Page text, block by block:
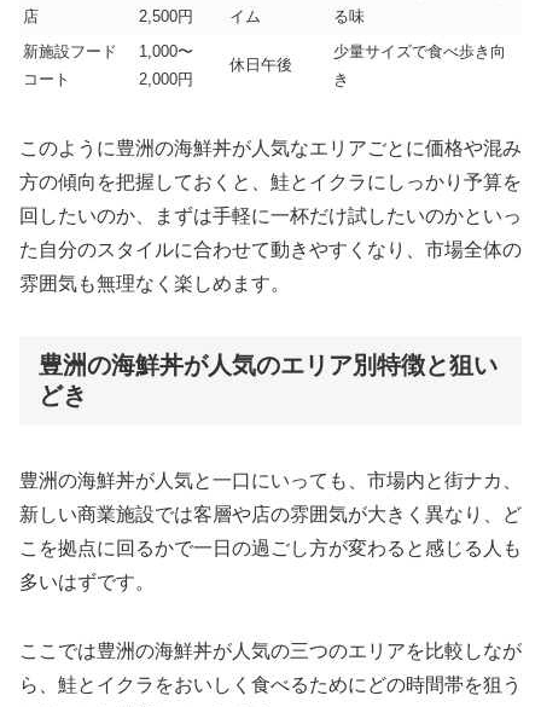
店
2,500円
イム
る味
新施設フード
コート
1,000〜
2,000円
休日午後
少量サイズで食べ歩き向
き
このように豊洲の海鮮丼が人気なエリアごとに価格や混み
方の傾向を把握しておくと、鮭とイクラにしっかり予算を
回したいのか、まずは手軽に一杯だけ試したいのかといっ
た自分のスタイルに合わせて動きやすくなり、市場全体の
雰囲気も無理なく楽しめます。
豊洲の海鮮丼が人気のエリア別特徴と狙い
どき
豊洲の海鮮丼が人気と一口にいっても、市場内と街ナカ、
新しい商業施設では客層や店の雰囲気が大きく異なり、ど
こを拠点に回るかで一日の過ごし方が変わると感じる人も
多いはずです。
ここでは豊洲の海鮮丼が人気の三つのエリアを比較しなが
ら、鮭とイクラをおいしく食べるためにどの時間帯を狙う